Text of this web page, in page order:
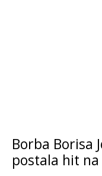
Borba Borisa
postala hit